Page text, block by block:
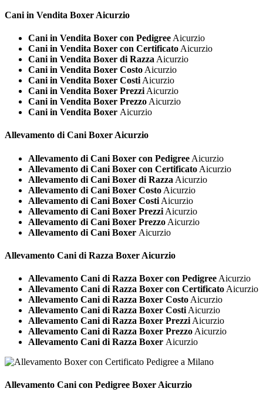
Cani in Vendita Boxer Aicurzio
Cani in Vendita Boxer con Pedigree Aicurzio
Cani in Vendita Boxer con Certificato Aicurzio
Cani in Vendita Boxer di Razza Aicurzio
Cani in Vendita Boxer Costo Aicurzio
Cani in Vendita Boxer Costi Aicurzio
Cani in Vendita Boxer Prezzi Aicurzio
Cani in Vendita Boxer Prezzo Aicurzio
Cani in Vendita Boxer Aicurzio
Allevamento di Cani Boxer Aicurzio
Allevamento di Cani Boxer con Pedigree Aicurzio
Allevamento di Cani Boxer con Certificato Aicurzio
Allevamento di Cani Boxer di Razza Aicurzio
Allevamento di Cani Boxer Costo Aicurzio
Allevamento di Cani Boxer Costi Aicurzio
Allevamento di Cani Boxer Prezzi Aicurzio
Allevamento di Cani Boxer Prezzo Aicurzio
Allevamento di Cani Boxer Aicurzio
Allevamento Cani di Razza Boxer Aicurzio
Allevamento Cani di Razza Boxer con Pedigree Aicurzio
Allevamento Cani di Razza Boxer con Certificato Aicurzio
Allevamento Cani di Razza Boxer Costo Aicurzio
Allevamento Cani di Razza Boxer Costi Aicurzio
Allevamento Cani di Razza Boxer Prezzi Aicurzio
Allevamento Cani di Razza Boxer Prezzo Aicurzio
Allevamento Cani di Razza Boxer Aicurzio
Allevamento Cani con Pedigree Boxer Aicurzio